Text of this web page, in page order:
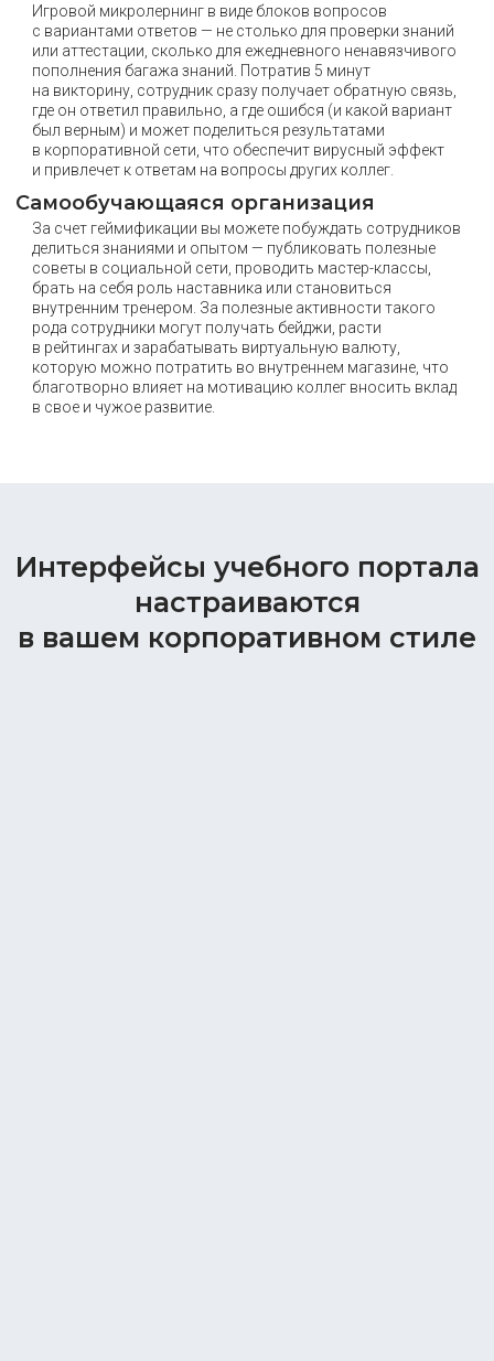
Игровой микролернинг в виде блоков вопросов
с вариантами ответов — не столько для проверки знаний
или аттестации, сколько для ежедневного ненавязчивого
пополнения багажа знаний. Потратив 5 минут
на викторину, сотрудник сразу получает обратную связь,
где он ответил правильно, а где ошибся (и какой вариант
был верным) и может поделиться результатами
в корпоративной сети, что обеспечит вирусный эффект
и привлечет к ответам на вопросы других коллег.
Самообучающаяся организация
За счет геймификации вы можете побуждать сотрудников
делиться знаниями и опытом — публиковать полезные
советы в социальной сети, проводить мастер-классы,
брать на себя роль наставника или становиться
внутренним тренером. За полезные активности такого
рода сотрудники могут получать бейджи, расти
в рейтингах и зарабатывать виртуальную валюту,
которую можно потратить во внутреннем магазине, что
благотворно влияет на мотивацию коллег вносить вклад
в свое и чужое развитие.
Интерфейсы учебного портала
настраиваются
в вашем корпоративном стиле